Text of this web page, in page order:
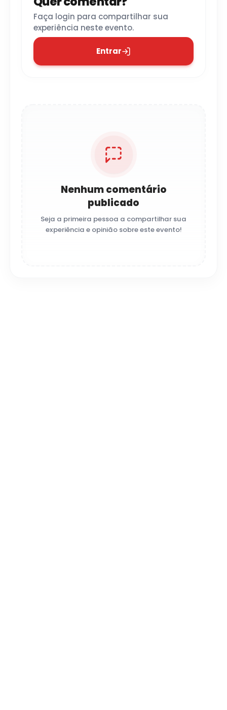
Faça login para compartilhar sua
experiência neste evento.
Entrar
Nenhum comentário
publicado
Seja a primeira pessoa a compartilhar sua
experiência e opinião sobre este evento!